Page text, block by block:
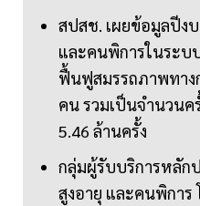
สปสช. เผยข้อมูลปีง
และคนพิการในระบ
ฟื้นฟูสมรรถภาพทาง
คน รวมเป็นจำนวนค
5.46 ล้านครั้ง
กลุ่มผู้รับบริการหลัก
สูงอายุ และคนพิการ